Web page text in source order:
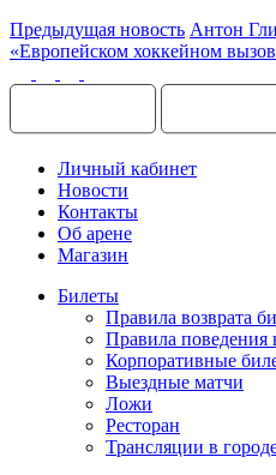
Предыдущая новость Антон
«Европейском хоккейном
Личный кабинет
Новости
Контакты
Об арене
Магазин
Билеты
Правила возврата
Правила поведения
Корпоративные
Выездные матчи
Ложи
Ресторан
Трансляции в